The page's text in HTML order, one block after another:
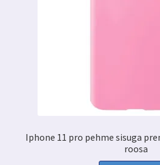
Iphone 11 pro pehme sisuga
roosa